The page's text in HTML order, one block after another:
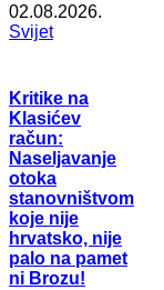
02.08.2026.
Svijet
Kritike na
Klasićev
račun:
Naseljavanje
otoka
stanovništvom
koje nije
hrvatsko, nije
palo na pamet
ni Brozu!